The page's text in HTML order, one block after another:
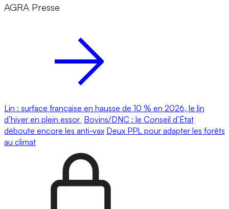
AGRA Presse
Lin : surface française en hausse de 10 % en 2026, le lin
d’hiver en plein essor Bovins/DNC : le Conseil d’État
déboute encore les anti-vax Deux PPL pour adapter les forêts
au climat